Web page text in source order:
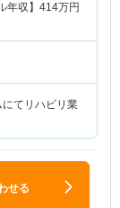
年収】 414万円
にてリハビリ業
せる